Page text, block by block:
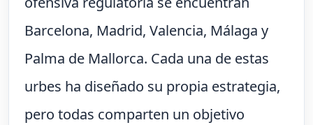
Barcelona, Madrid, Valencia, Málaga y
Palma de Mallorca. Cada una de estas
urbes ha diseñado su propia estrategia,
pero todas comparten un objetivo